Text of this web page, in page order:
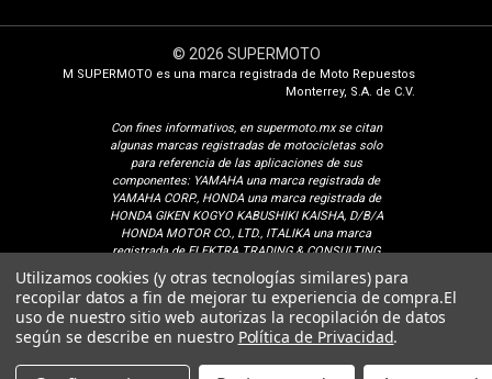
© 2026 SUPERMOTO
M SUPERMOTO es una marca registrada de Moto Repuestos
Monterrey, S.A. de C.V.
Con fines informativos, en supermoto.mx se citan
algunas marcas registradas de motocicletas solo
para referencia de las aplicaciones de sus
componentes: YAMAHA una marca registrada de
YAMAHA CORP., HONDA una marca registrada de
HONDA GIKEN KOGYO KABUSHIKI KAISHA, D/B/A
HONDA MOTOR CO., LTD., ITALIKA una marca
registrada de ELEKTRA TRADING & CONSULTING
GROUP, S.A. DE C.V., SUZUKI una marca registrada
de SUZUKI MOTOR CORPORATION, VENTO una
marca registrada de Isaac Calderon Birch, KURAZAI
una marca registrada de Grupo Famsa S.A.B. de C.V.,
DINAMO una marca registrada de CONSORCIO
Utilizamos cookies (y otras tecnologías similares) para
recopilar datos a fin de mejorar tu experiencia de compra.El
uso de nuestro sitio web autorizas la recopilación de datos
según se describe en nuestro Política de Privacidad.